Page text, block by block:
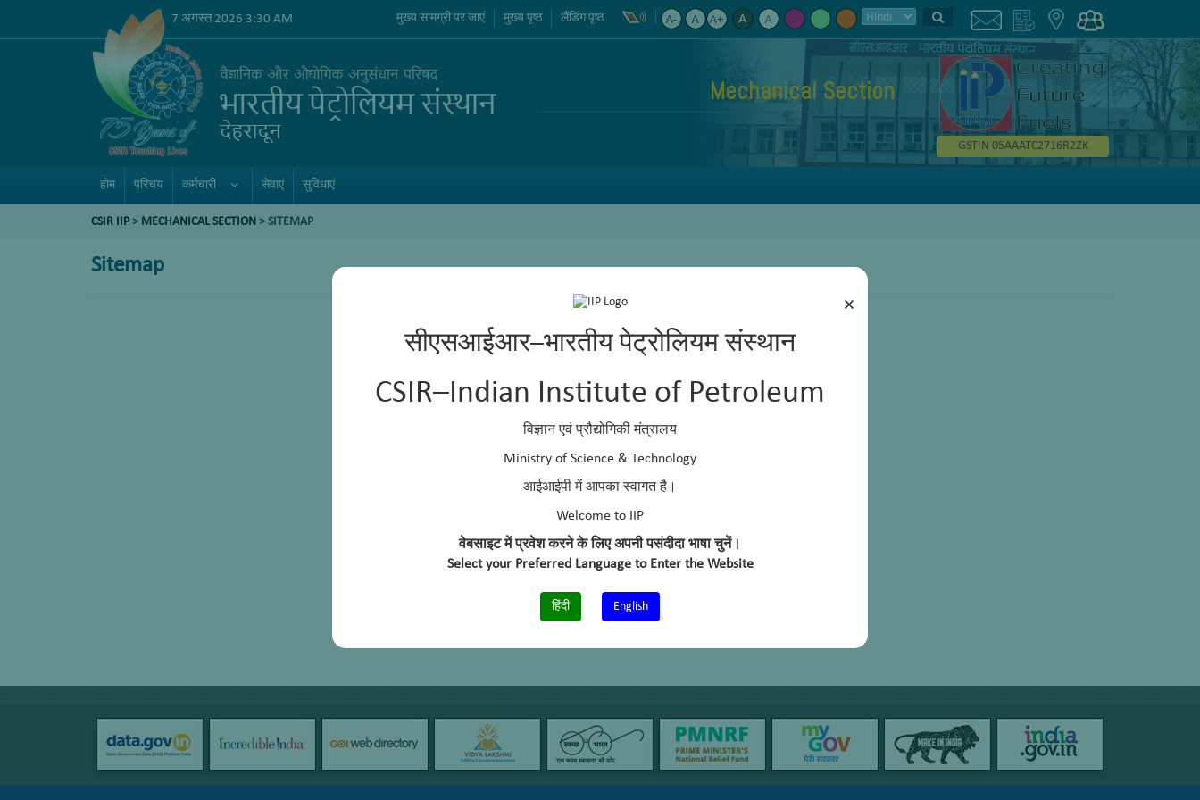
×
सीएसआईआर–भारतीय पेट्रोलियम संस्थान
CSIR–Indian Institute of Petroleum
विज्ञान एवं प्रौद्योगिकी मंत्रालय
Ministry of Science & Technology
आईआईपी में आपका स्वागत है।
Welcome to IIP
वेबसाइट में प्रवेश करने के लिए अपनी पसंदीदा भाषा चुनें।
Select your Preferred Language to Enter the Website
हिंदी English
7 अगस्त 2026 3:30 AM मुख्य सामग्री पर जाएं मुख्य पृष्ठ लैंडिंग पृष्ठ
Mechanical Section
GSTIN 05AAATC2716R2ZK
होम परिचय कर्मचारी सेवाएं सुविधाएं
CSIR IIP > MECHANICAL SECTION > SITEMAP
Sitemap